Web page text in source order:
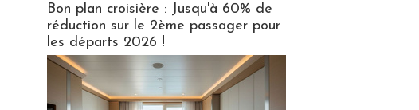
Bon plan croisière : Jusqu'à 60% de
réduction sur le 2ème passager pour
les départs 2026 !